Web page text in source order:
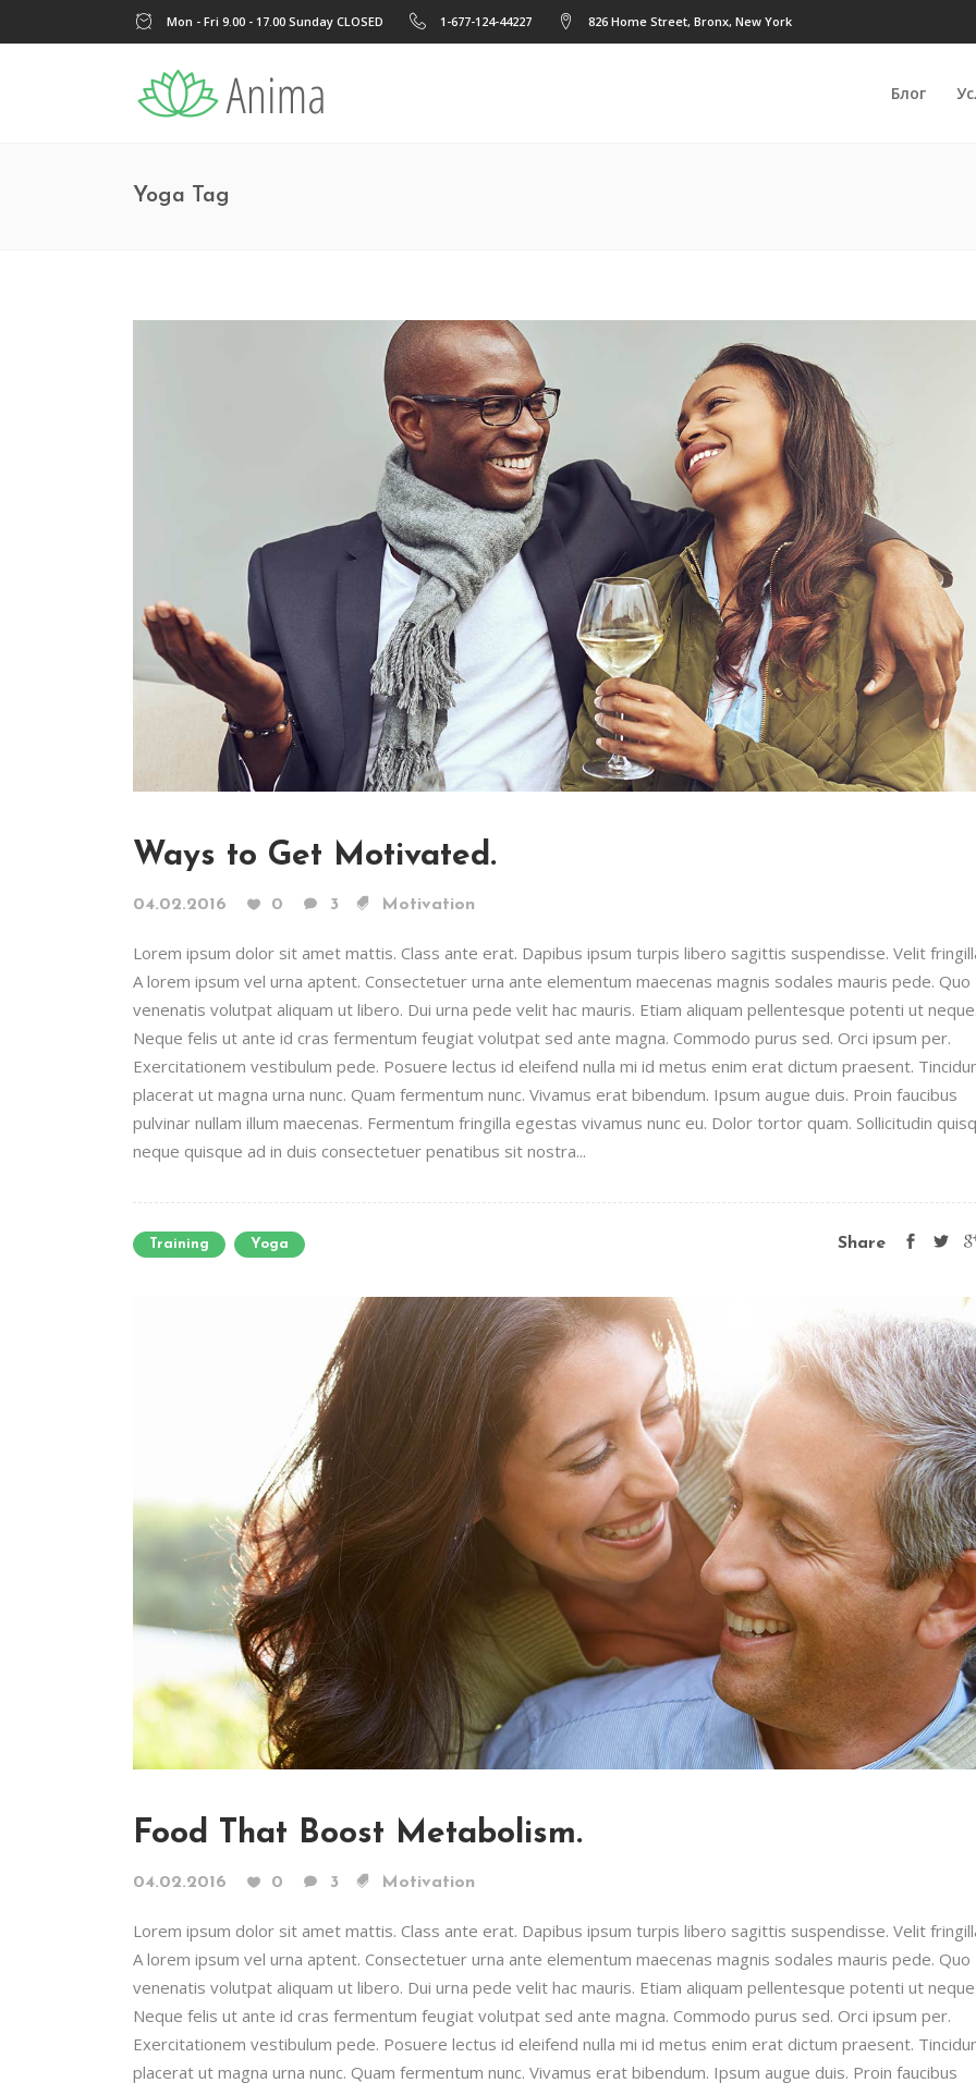
Mon - Fri 9.00 - 17.00 Sunday CLOSED 1-677-124-44227 826 Home Street, Bronx, New York
Блог
Yoga Tag
Ways to Get Motivated.
04.02.2016 0 3 Motivation
Lorem ipsum dolor sit amet mattis. Class ante erat. Dapibus ipsum turpis libero sagittis suspendisse. Velit
A lorem ipsum vel urna aptent. Consectetuer urna ante elementum maecenas magnis sodales mauris pede. Quo
venenatis volutpat aliquam ut libero. Dui urna pede velit hac mauris. Etiam aliquam pellentesque potenti ut
Neque felis ut ante id cras fermentum feugiat volutpat sed ante magna. Commodo purus sed. Orci ipsum per.
Exercitationem vestibulum pede. Posuere lectus id eleifend nulla mi id metus enim erat dictum praesent.
placerat ut magna urna nunc. Quam fermentum nunc. Vivamus erat bibendum. Ipsum augue duis. Proin faucibus
pulvinar nullam illum maecenas. Fermentum fringilla egestas vivamus nunc eu. Dolor tortor quam. Sollicitudin
neque quisque ad in duis consectetuer penatibus sit nostra...
Training Yoga Share
Food That Boost Metabolism.
04.02.2016 0 3 Motivation
Lorem ipsum dolor sit amet mattis. Class ante erat. Dapibus ipsum turpis libero sagittis suspendisse. Velit
A lorem ipsum vel urna aptent. Consectetuer urna ante elementum maecenas magnis sodales mauris pede. Quo
venenatis volutpat aliquam ut libero. Dui urna pede velit hac mauris. Etiam aliquam pellentesque potenti ut
Neque felis ut ante id cras fermentum feugiat volutpat sed ante magna. Commodo purus sed. Orci ipsum per.
Exercitationem vestibulum pede. Posuere lectus id eleifend nulla mi id metus enim erat dictum praesent.
placerat ut magna urna nunc. Quam fermentum nunc. Vivamus erat bibendum. Ipsum augue duis. Proin faucibus